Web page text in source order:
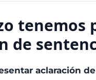
tenemos
de
aclaración